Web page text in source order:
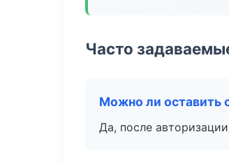
Часто
Можно ли оставить
Да, после